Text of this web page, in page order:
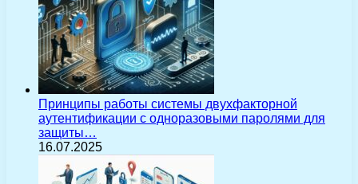
Принципы работы системы двухфакторной
аутентификации с одноразовыми паролями для
защиты…
16.07.2025